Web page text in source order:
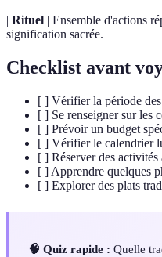
| Rituel | Ensemble d'actions
signification sacrée.
Checklist avant
[ ] Vérifier la période
[ ] Se renseigner sur les
[ ] Prévoir un budget
[ ] Vérifier le calendrier
[ ] Réserver des activités
[ ] Apprendre quelques
[ ] Explorer des plats
🧠 Quiz rapide : Quelle